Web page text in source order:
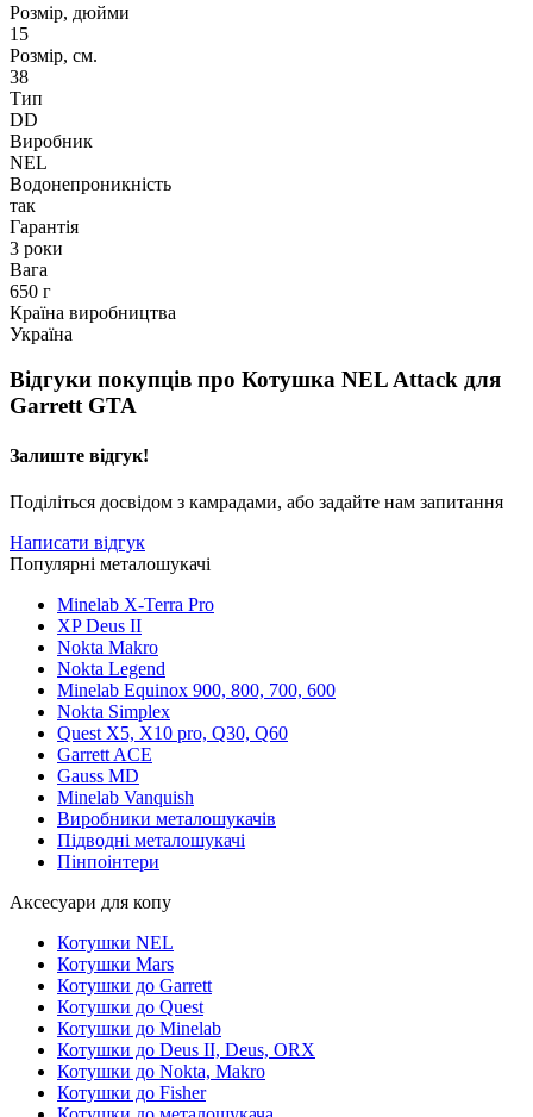
Розмір, дюйми
15
Розмір, см.
38
Тип
DD
Виробник
NEL
Водонепроникність
так
Гарантія
3 роки
Вага
650 г
Країна виробництва
Україна
Відгуки покупців про Котушка NEL Attack для
Garrett GTA
Залиште відгук!
Поділіться досвідом з камрадами, або задайте нам запитання
Написати відгук
Популярні металошукачі
Minelab X-Terra Pro
XP Deus II
Nokta Makro
Nokta Legend
Minelab Equinox 900, 800, 700, 600
Nokta Simplex
Quest X5, X10 pro, Q30, Q60
Garrett ACE
Gauss MD
Minelab Vanquish
Виробники металошукачів
Підводні металошукачі
Пінпоінтери
Аксесуари для копу
Котушки NEL
Котушки Mars
Котушки до Garrett
Котушки до Quest
Котушки до Minelab
Котушки до Deus II, Deus, ORX
Котушки до Nokta, Makro
Котушки до Fisher